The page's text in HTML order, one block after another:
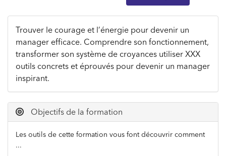
Trouver le courage et l’énergie pour devenir un
manager efficace. Comprendre son fonctionnement,
transformer son système de croyances utiliser XXX
outils concrets et éprouvés pour devenir un manager
inspirant.
Objectifs de la formation
Les outils de cette formation vous font découvrir comment
...